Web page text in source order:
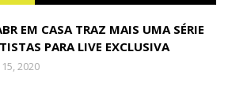
EM CASA TRAZ MAIS UMA SÉRIE
PARA LIVE EXCLUSIVA
2020